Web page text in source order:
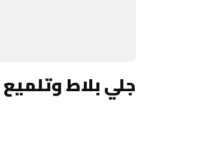
جلي بلاط